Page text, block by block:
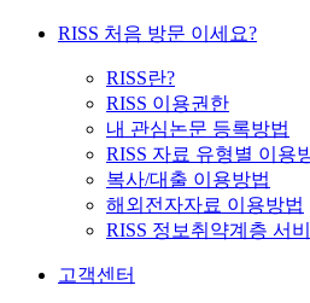
RISS 처음 방문 이세요?
RISS란?
RISS 이용권한
내 관심논문 등록방법
RISS 자료 유형별 이용
복사/대출 이용방법
해외전자자료 이용방법
RISS 정보취약계층 서
고객센터